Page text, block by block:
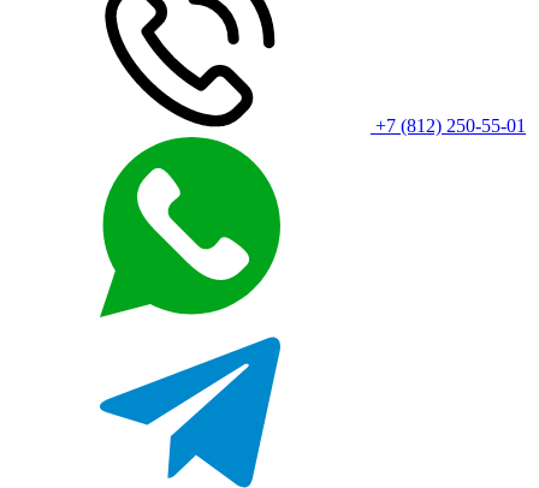
+7 (812) 250-55-01